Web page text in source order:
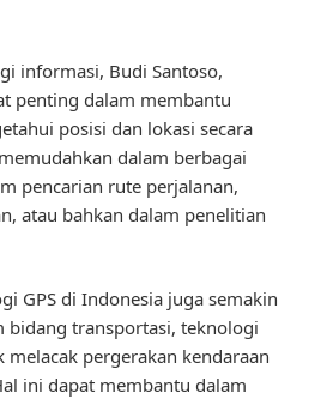
informasi, Budi Santoso,
penting dalam membantu
posisi dan lokasi secara
dalam berbagai
pencarian rute perjalanan,
atau bahkan dalam penelitian
GPS di Indonesia juga semakin
bidang transportasi, teknologi
melacak pergerakan kendaraan
ini dapat membantu dalam